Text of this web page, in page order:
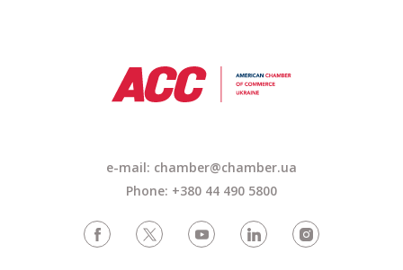
e-mail: chamber@chamber.ua
Phone: +380 44 490 5800